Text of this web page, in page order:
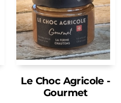
Le Choc Agricole -
Gourmet